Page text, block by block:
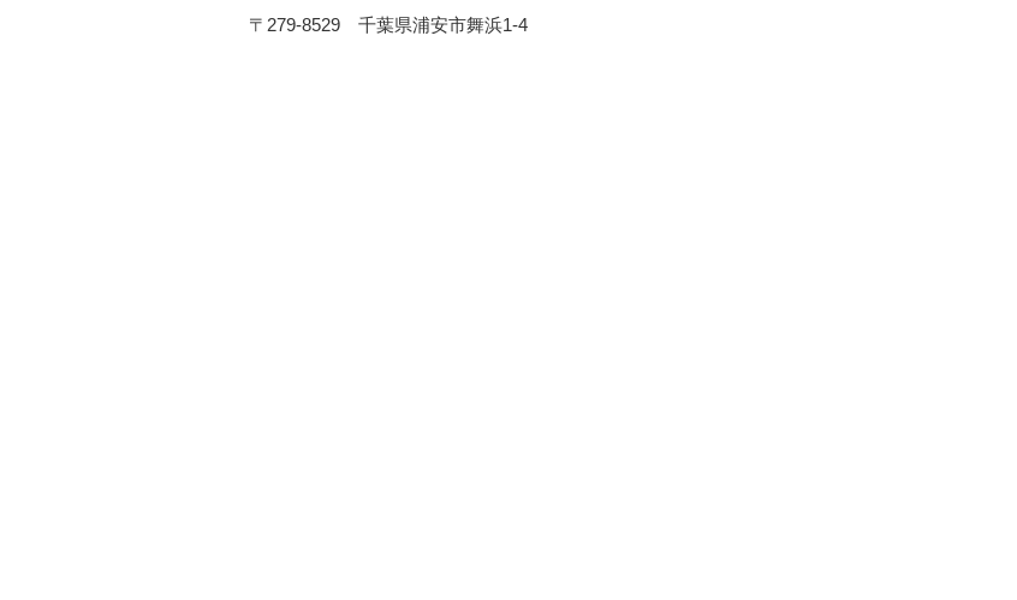
〒279-8529 千葉県浦安市舞浜1-4